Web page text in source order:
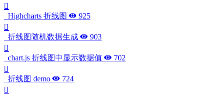
Highcharts 折线图 925
折线图随机数据生成 903
chart.js 折线图中显示数据值 702
折线图 demo 724